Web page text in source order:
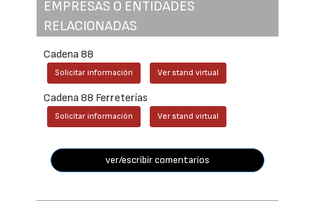
EMPRESAS O ENTIDADES
RELACIONADAS
Cadena 88
Solicitar información Ver stand virtual
Cadena 88 Ferreterías
Solicitar información Ver stand virtual
ver/escribir comentarios